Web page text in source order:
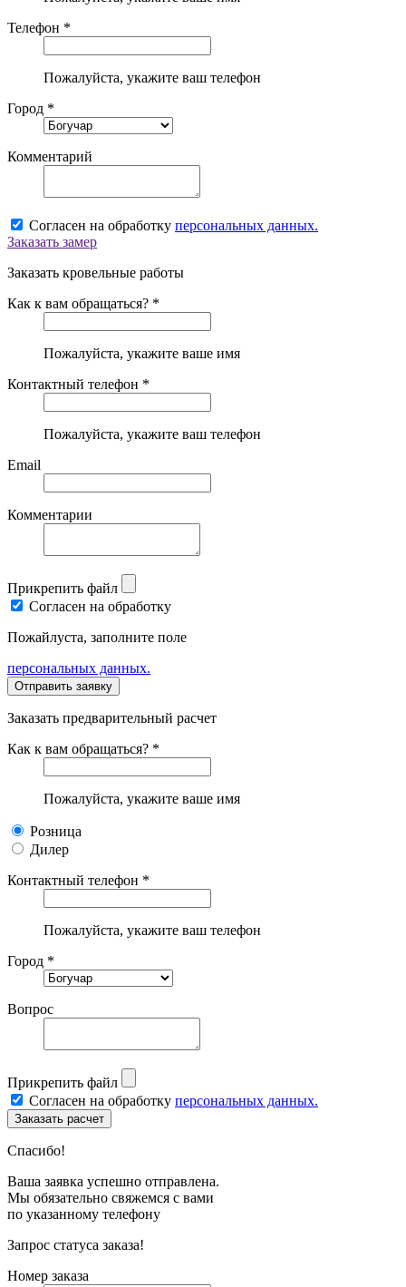
Телефон *
Пожалуйста, укажите ваш телефон
Город *
Комментарий
Согласен на обработку персональных данных.
Заказать замер
Заказать кровельные работы
Как к вам обращаться? *
Пожалуйста, укажите ваше имя
Контактный телефон *
Пожалуйста, укажите ваш телефон
Email
Комментарии
Прикрепить файл
Согласен на обработку
Пожайлуста, заполните поле
персональных данных.
Заказать предварительный расчет
Как к вам обращаться? *
Пожалуйста, укажите ваше имя
Розница
Дилер
Контактный телефон *
Пожалуйста, укажите ваш телефон
Город *
Вопрос
Прикрепить файл
Согласен на обработку персональных данных.
Спасибо!
Ваша заявка успешно отправлена.
Мы обязательно свяжемся с вами
по указанному телефону
Запрос статуса заказа!
Номер заказа